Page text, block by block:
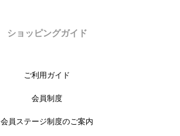
ショッピングガイド
ご利用ガイド
会員制度
会員ステージ制度のご案内